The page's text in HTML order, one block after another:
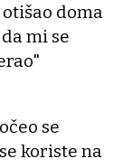
doma
mi se
se
koriste na